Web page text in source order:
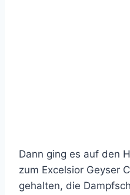
Dann ging es auf den
zum Excelsior Geyser
gehalten, die